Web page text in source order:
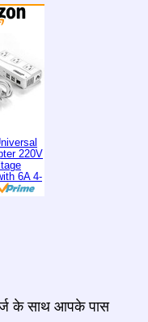
220V
6A 4-
के साथ आपके पास